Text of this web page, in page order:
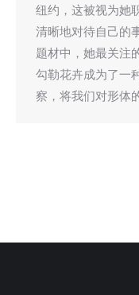
纽约，这被视为她
清晰地对待自己的
题材中，她最关注
勾勒花卉成为了一
察，将我们对形体